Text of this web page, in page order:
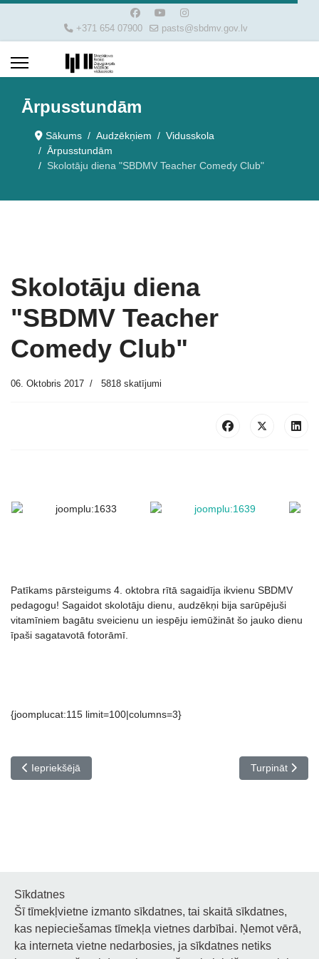
+371 654 07900 pasts@sbdmv.gov.lv
Ārpusstundām
Sākums Audzēkņiem
Vidusskola
Ārpusstundām
Skolotāju diena "SBDMV Teacher Comedy Club"
Skolotāju diena
"SBDMV Teacher
Comedy Club"
06. Oktobris 2017 5818 skatījumi
Patīkams pārsteigums 4. oktobra rītā sagaidīja ikvienu SBDMV
pedagogu! Sagaidot skolotāju dienu, audzēkņi bija sarūpējuši
vitamīniem bagātu sveicienu un iespēju iemūžināt šo jauko dienu
īpaši sagatavotā fotorāmī.
{joomplucat:115 limit=100|columns=3}
Iepriekšējais raksts: 1.kursa 50 dienas
Iepriekšējā Nākamais
Turpināt
Noderīgi
Sīkdatnes
Šī tīmekļvietne izmanto sīkdatnes, tai skaitā sīkdatnes,
kas nepieciešamas tīmekļa vietnes darbībai. Ņemot vērā,
ka interneta vietne nedarbosies, ja sīkdatnes netiks